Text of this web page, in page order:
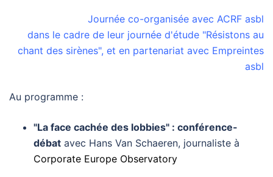
Journée co-organisée avec ACRF asbl
dans le cadre de leur journée d'étude "Résistons au
chant des sirènes", et en partenariat avec Empreintes
asbl
Au programme :
"La face cachée des lobbies" : conférence-
débat avec Hans Van Schaeren, journaliste à
Corporate Europe Observatory